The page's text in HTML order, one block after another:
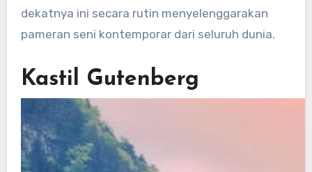
dekatnya ini secara rutin menyelenggarakan
pameran seni kontemporar dari seluruh dunia.
Kastil Gutenberg